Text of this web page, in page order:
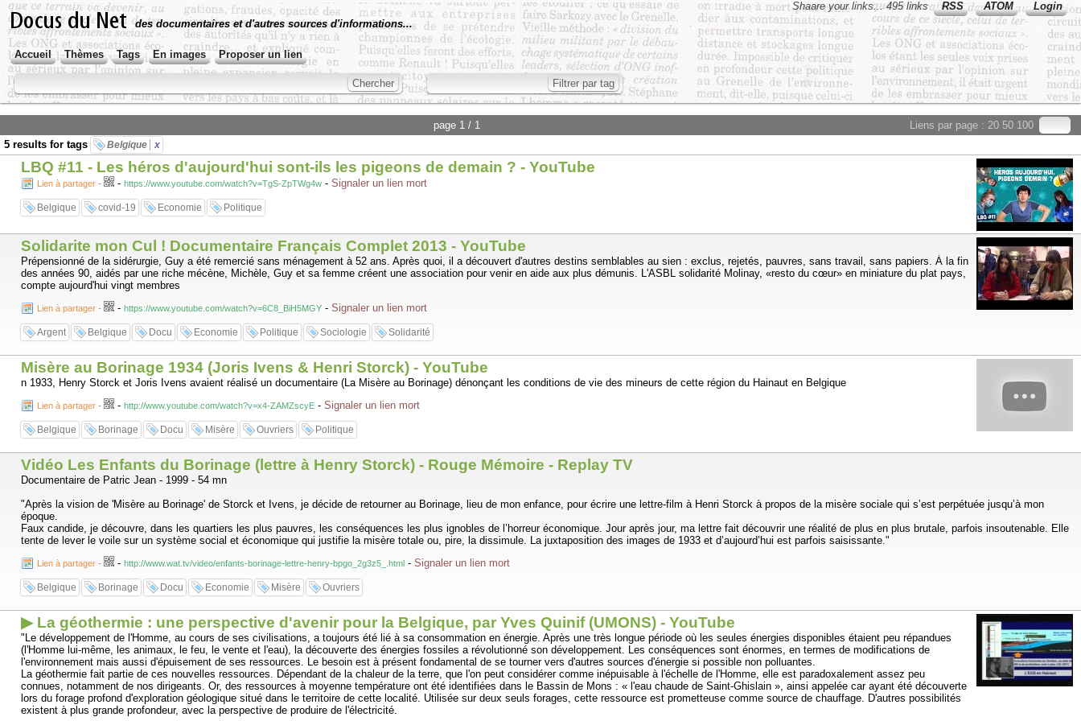
Shaare your links... 495 links RSS ATOM
Login
des documentaires et d'autres sources d'informations...
Accueil Thèmes Tags En images Proposer un lien
Liens par page : 20 50 100
page 1 / 1
5 results for tags
Belgique x
LBQ #11 - Les héros d'aujourd'hui sont-ils les pigeons de demain ? - YouTube
Lien à partager - - https://www.youtube.com/watch?v=TgS-ZpTWg4w - Signaler un lien mort
Belgique covid-19 Economie Politique
Solidarite mon Cul ! Documentaire Français Complet 2013 - YouTube
Prépensionné de la sidérurgie, Guy a été remercié sans ménagement à 52 ans. Après quoi, il a découvert d'autres destins semblables au sien : exclus, rejetés, pauvres, sans travail, sans papiers. À la fin
des années 90, aidés par une riche mécène, Michèle, Guy et sa femme créent une association pour venir en aide aux plus démunis. L'ASBL solidarité Molinay, «resto du cœur» en miniature du plat pays,
compte aujourd'hui vingt membres
Lien à partager - - https://www.youtube.com/watch?v=6C8_BiH5MGY - Signaler un lien mort
Argent Belgique Docu Economie Politique Sociologie Solidarité
Misère au Borinage 1934 (Joris Ivens & Henri Storck) - YouTube
n 1933, Henry Storck et Joris Ivens avaient réalisé un documentaire (La Misère au Borinage) dénonçant les conditions de vie des mineurs de cette région du Hainaut en Belgique
Lien à partager - - http://www.youtube.com/watch?v=x4-ZAMZscyE - Signaler un lien mort
Belgique Borinage Docu Misère Ouvriers Politique
Vidéo Les Enfants du Borinage (lettre à Henry Storck) - Rouge Mémoire - Replay TV
Documentaire de Patric Jean - 1999 - 54 mn
"Après la vision de 'Misère au Borinage' de Storck et Ivens, je décide de retourner au Borinage, lieu de mon enfance, pour écrire une lettre-film à Henri Storck à propos de la misère sociale qui s’est perpétuée jusqu’à mon
époque.
Faux candide, je découvre, dans les quartiers les plus pauvres, les conséquences les plus ignobles de l’horreur économique. Jour après jour, ma lettre fait découvrir une réalité de plus en plus brutale, parfois insoutenable. Elle
tente de lever le voile sur un système social et économique qui justifie la misère totale ou, pire, la dissimule. La juxtaposition des images de 1933 et d’aujourd’hui est parfois saisissante."
Lien à partager - - http://www.wat.tv/video/enfants-borinage-lettre-henry-bpgo_2g3z5_.html - Signaler un lien mort
Belgique Borinage Docu Economie Misère Ouvriers
▶ La géothermie : une perspective d'avenir pour la Belgique, par Yves Quinif (UMONS) - YouTube
"Le développement de l'Homme, au cours de ses civilisations, a toujours été lié à sa consommation en énergie. Après une très longue période où les seules énergies disponibles étaient peu répandues
(l'Homme lui-même, les animaux, le feu, le vente et l'eau), la découverte des énergies fossiles a révolutionné son développement. Les conséquences sont énormes, en termes de modifications de
l'environnement mais aussi d'épuisement de ses ressources. Le besoin est à présent fondamental de se tourner vers d'autres sources d'énergie si possible non polluantes.
La géothermie fait partie de ces nouvelles ressources. Dépendant de la chaleur de la terre, que l'on peut considérer comme inépuisable à l'échelle de l'Homme, elle est paradoxalement assez peu
connues, notamment de nos dirigeants. Or, des ressources à moyenne température ont été identifiées dans le Bassin de Mons : « l'eau chaude de Saint-Ghislain », ainsi appelée car ayant été découverte
lors du forage profond d'exploration géologique situé dans le territoire de cette localité. Utilisée sur deux seuls forages, cette ressource est prometteuse comme source de chauffage. D'autres possibilités
existent à plus grande profondeur, avec la perspective de produire de l'électricité.